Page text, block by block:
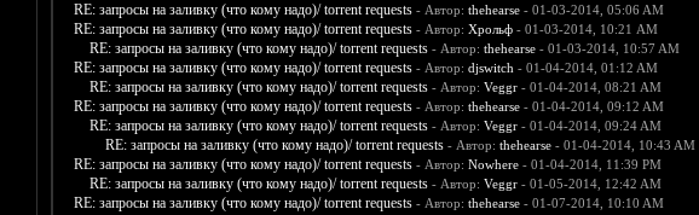
RE: запросы на заливку (что кому надо)/ torrent requests - Автор: thehearse- 01-03-2014, 05:06 AM
RE: запросы на заливку (что кому надо)/ torrent requests - Автор: Хрольф- 01-03-2014, 10:21 AM
RE: запросы на заливку (что кому надо)/ torrent requests - Автор: thehearse- 01-03-2014, 10:57 AM
RE: запросы на заливку (что кому надо)/ torrent requests - Автор: djswitch - 01-04-2014, 01:12 AM
RE: запросы на заливку (что кому надо)/ torrent requests - Автор: Veggr- 01-04-2014, 08:21 AM
RE: запросы на заливку (что кому надо)/ torrent requests - Автор: thehearse- 01-04-2014, 09:12 AM
RE: запросы на заливку (что кому надо)/ torrent requests - Автор: Veggr- 01-04-2014, 09:24 AM
RE: запросы на заливку (что кому надо)/ torrent requests - Автор: thehearse- 01-04-2014, 10:43 AM
RE: запросы на заливку (что кому надо)/ torrent requests - Автор: Nowhere- 01-04-2014, 11:39 PM
RE: запросы на заливку (что кому надо)/ torrent requests - Автор: Veggr- 01-05-2014, 12:42 AM
RE: запросы на заливку (что кому надо)/ torrent requests - Автор: thehearse- 01-07-2014, 10:10 AM